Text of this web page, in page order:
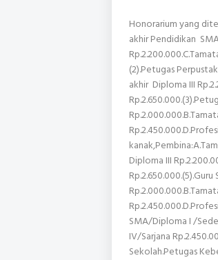
Honorarium yang
akhir Pendidikan
(2).Petugas
akhir Diploma III
Diploma III
SMA/Diploma I /
IV/Sarjana
Sekolah.Petugas